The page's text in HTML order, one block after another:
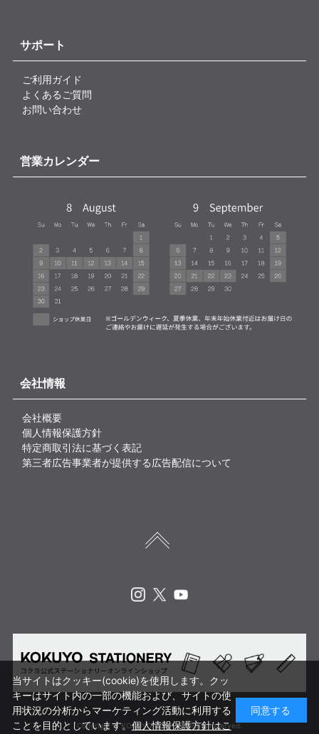
サポート
ご利用ガイド
よくあるご質問
お問い合わせ
営業カレンダー
会社情報
会社概要
個人情報保護方針
特定商取引法に基づく表記
第三者広告事業者が提供する広告配信について
Copyright © KOKUYO CORP. All rights reserved.
当サイトはクッキー(cookie)を使用します。クッ
キーはサイト内の一部の機能および、サイトの使
用状況の分析からマーケティング活動に利用する
ことを目的としています。個人情報保護方針はこ
同意する